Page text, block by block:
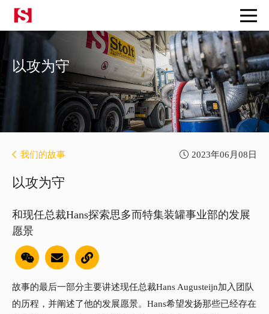
以攻为守
我们的故事 2023年06月08日
以攻为守
和现任总裁Hans探索思多而特集装罐事业部的发展
愿景
故事的最后一部分主要讲述现任总裁Hans Augusteijn加入团队
的历程，并阐述了他的发展愿景。Hans希望发扬那些已经存在